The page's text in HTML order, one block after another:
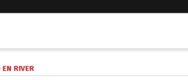
EN RIVER